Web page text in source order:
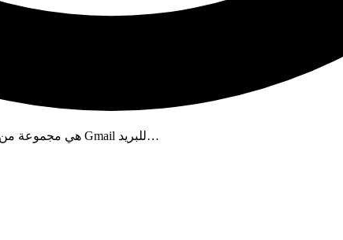
Google Workspace هي مجموعة من الأدوات الإلكترونية التي يمكنك استخدامها عبر الإنترنت. تشمل Gmail للبريد…